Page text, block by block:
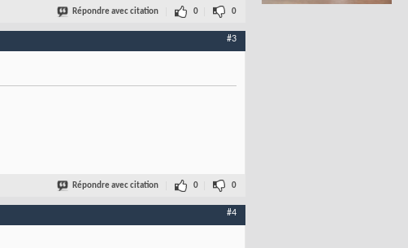
Répondre avec citation 0 0
#3
Répondre avec citation 0 0
#4